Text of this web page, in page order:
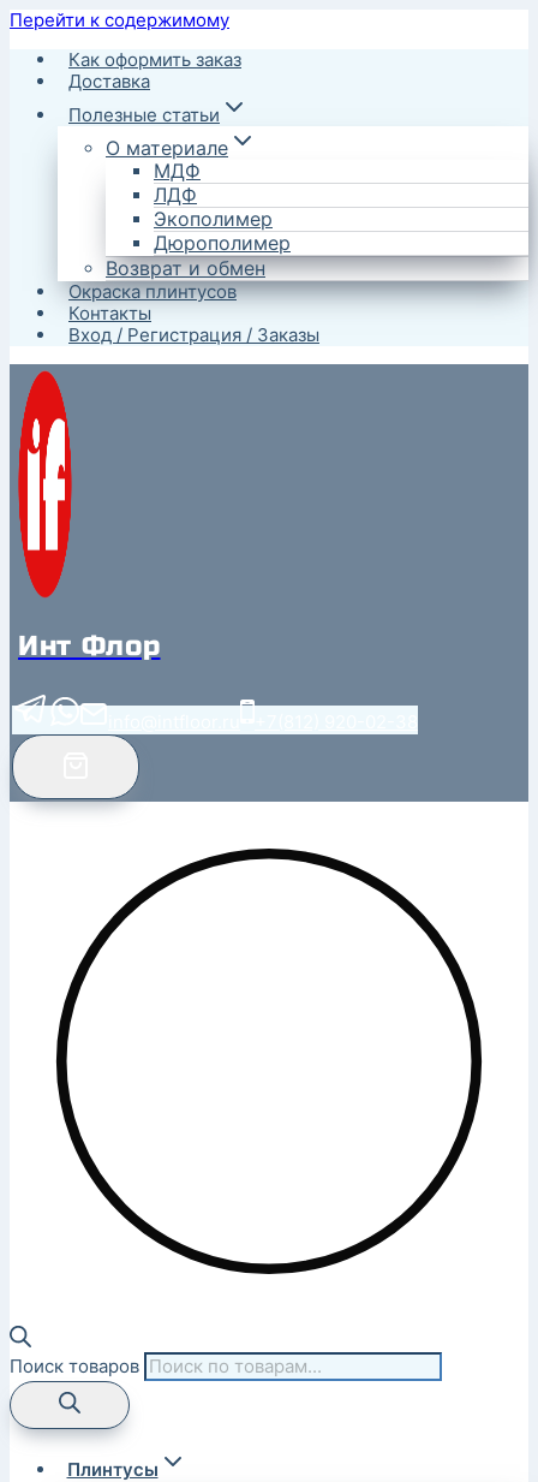
Перейти к содержимому
Как оформить заказ
Доставка
Полезные статьи
О материале
МДФ
ЛДФ
Экополимер
Дюрополимер
Возврат и обмен
Окраска плинтусов
Контакты
Вход / Регистрация / Заказы
Инт Флор
Поиск товаров
Плинтусы